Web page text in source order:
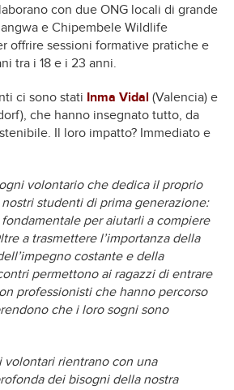
con due ONG locali di grande
e Chipembele Wildlife
offrire sessioni formative pratiche e
tra i 18 e i 23 anni.
ci sono stati Inma Vidal (Valencia) e
che hanno insegnato tutto, da
Il loro impatto? Immediato e
volontario che dedica il proprio
studenti di prima generazione:
per aiutarli a compiere
a trasmettere l’importanza della
costante e della
permettono ai ragazzi di entrare
professionisti che hanno percorso
che i loro sogni sono
volontari rientrano con una
dei bisogni della nostra